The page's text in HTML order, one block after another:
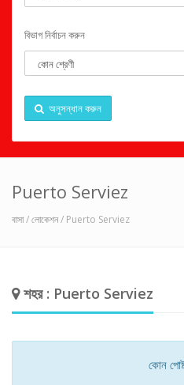
বিভাগ নির্বাচন করুন
অনুসন্ধান করুন
Puerto Serviez
বাসা/লোকেশন/ Puerto Serviez
শহর : Puerto Serviez
কোন